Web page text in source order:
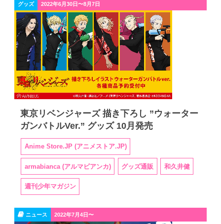
グッズ 2022年6月30日〜8月7日
東京リベンジャーズ 描き下ろし ”ウォーター
ガンバトルVer.” グッズ 10月発売
Anime Store.JP (アニメストア.JP)
armabianca (アルマビアンカ) グッズ通販 和久井健
週刊少年マガジン
ニュース 2022年7月4日〜